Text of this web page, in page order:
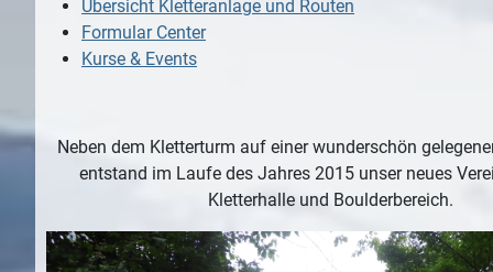
Übersicht Kletteranlage und Routen
Formular Center
Kurse & Events
Neben dem Kletterturm auf einer wunderschön
entstand im Laufe des Jahres 2015 unser neues
Kletterhalle und Boulderbereich.